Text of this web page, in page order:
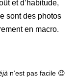
et d’habitude,
sont des photos
en macro.
n’est pas facile 😉